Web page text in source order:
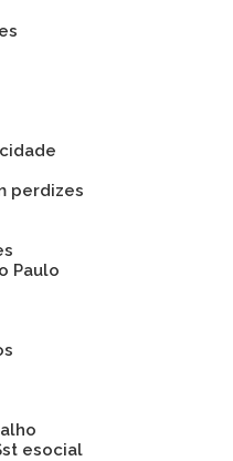
perdizes
Paulo
Sst esocial